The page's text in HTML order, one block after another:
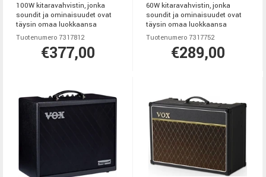
100W kitaravahvistin, jonka
soundit ja ominaisuudet ovat
täysin omaa luokkaansa
Tuotenumero 7317812
€377,00
60W kitaravahvistin, jonka
soundit ja ominaisuudet ovat
täysin omaa luokkaansa
Tuotenumero 7317752
€289,00